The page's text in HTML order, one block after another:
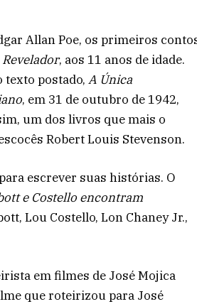
Allan Poe, os primeiros
Revelador, aos 11 anos de idade.
postado, A Única
, em 31 de outubro de 1942,
um dos livros que mais o
Robert Louis Stevenson.
escrever suas histórias. O
e Costello encontram
Lou Costello, Lon Chaney Jr.,
em filmes de José Mojica
que roteirizou para José